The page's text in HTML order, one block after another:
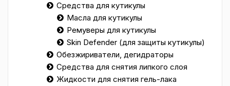
Средства для кутикулы
Масла для кутикулы
Ремуверы для кутикулы
Skin Defender (для защиты кутикулы)
Обезжириватели, дегидраторы
Средства для снятия липкого слоя
Жидкости для снятия гель-лака